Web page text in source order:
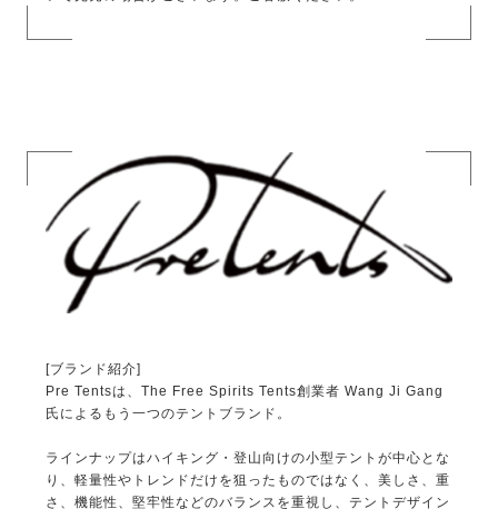
[ブランド紹介]
Pre Tentsは、The Free Spirits Tents創業者 Wang Ji Gang
氏によるもう一つのテントブランド。
ラインナップはハイキング・登山向けの小型テントが中心とな
り、軽量性やトレンドだけを狙ったものではなく、美しさ、重
さ、機能性、堅牢性などのバランスを重視し、テントデザイン